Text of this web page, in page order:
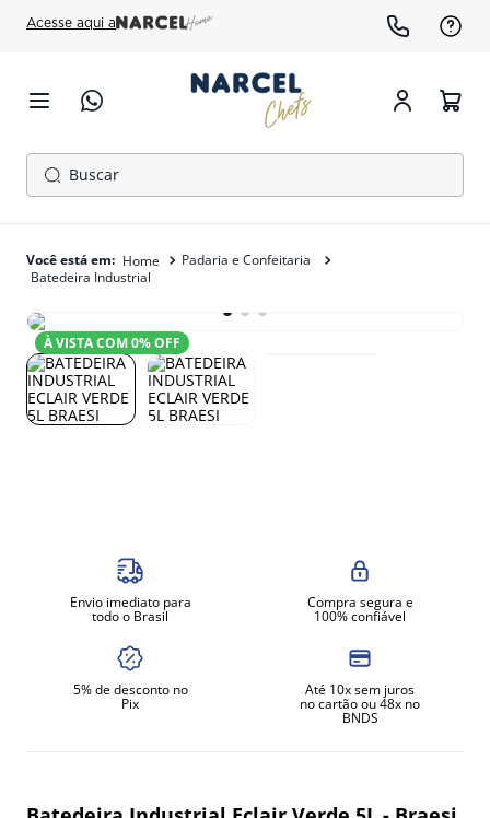
Acesse aqui a
Buscar
Padaria e Confeitaria
Batedeira Industrial
À VISTA COM0% OFF
Envio imediato para
todo o Brasil
Compra segura e
100% confiável
5% de desconto no
Pix
Até 10x sem juros
no cartão ou 48x no
BNDS
1º
cafeteira
3º
gelopar
4º
fogão
5º
panela pressão
amassadeira
fritadeira